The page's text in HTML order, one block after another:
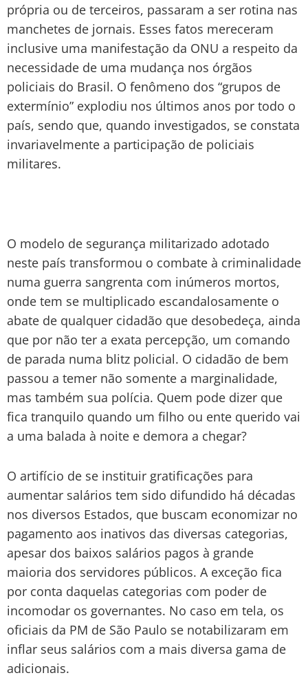
própria ou de terceiros, passaram a ser rotina nas
manchetes de jornais. Esses fatos mereceram
inclusive uma manifestação da ONU a respeito da
necessidade de uma mudança nos órgãos
policiais do Brasil. O fenômeno dos “grupos de
extermínio” explodiu nos últimos anos por todo o
país, sendo que, quando investigados, se constata
invariavelmente a participação de policiais
militares.
O modelo de segurança militarizado adotado
neste país transformou o combate à criminalidade
numa guerra sangrenta com inúmeros mortos,
onde tem se multiplicado escandalosamente o
abate de qualquer cidadão que desobedeça, ainda
que por não ter a exata percepção, um comando
de parada numa blitz policial. O cidadão de bem
passou a temer não somente a marginalidade,
mas também sua polícia. Quem pode dizer que
fica tranquilo quando um filho ou ente querido vai
a uma balada à noite e demora a chegar?
O artifício de se instituir gratificações para
aumentar salários tem sido difundido há décadas
nos diversos Estados, que buscam economizar no
pagamento aos inativos das diversas categorias,
apesar dos baixos salários pagos à grande
maioria dos servidores públicos. A exceção fica
por conta daquelas categorias com poder de
incomodar os governantes. No caso em tela, os
oficiais da PM de São Paulo se notabilizaram em
inflar seus salários com a mais diversa gama de
adicionais.